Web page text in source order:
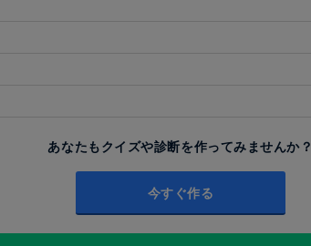
あなたもクイズや診断を作ってみませんか？
今すぐ作る